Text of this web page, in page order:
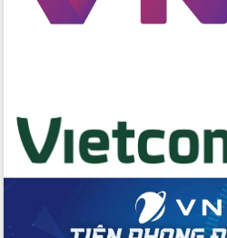
Đắk Lắk về phát triển nhân lực y tế
cho trạm y tế cấp xã
trong thương mại điện tử năm 2026
Đoàn đại biểu Quốc hội tỉnh Đắk Lắk
trao đổi thông tin trước Kỳ họp thứ
Quyết liệt cải cách hành chính, khơi
thông nguồn lực phát triển